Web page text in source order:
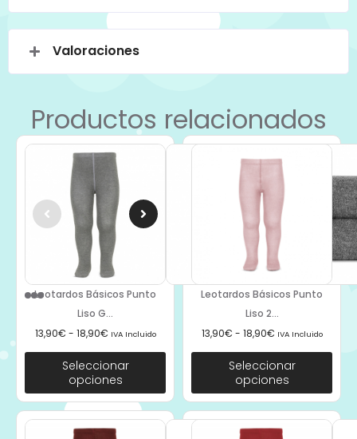
Valoraciones
Productos relacionados
Leotardos Básicos Punto
Liso G...
13,90€ - 18,90€ IVA Incluido
Seleccionar
opciones
Leotardos Básicos Punto
Liso 2...
13,90€ - 18,90€ IVA Incluido
Seleccionar
opciones